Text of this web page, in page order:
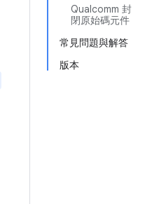
Qualcomm 封
閉原始碼元件
常見問題與解答
版本